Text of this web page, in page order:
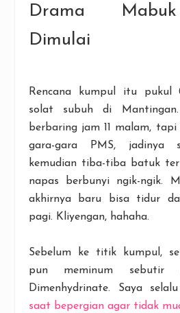
Drama
Dimulai
Rencana kumpul itu pukul
solat subuh di
berbaring jam 11 malam,
gara-gara PMS, jadinya
kemudian tiba-tiba batuk
napas berbunyi ngik-ngik.
akhirnya baru bisa tidur
pagi. Kliyengan, hahaha.
Sebelum ke titik kumpul,
pun meminum sebutir
Dimenhydrinate. Saya
saat bepergian agar tidak